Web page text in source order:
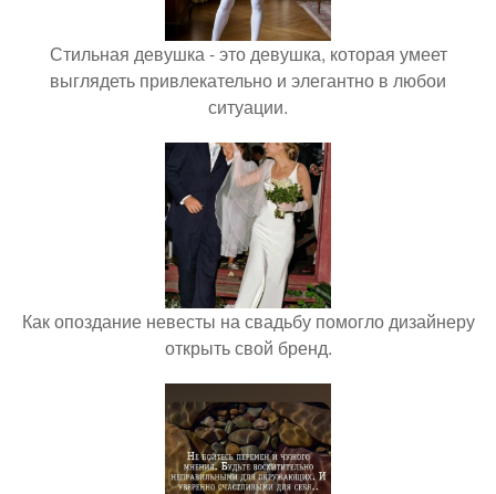
Стильная девушка - это девушка, которая умеет
выглядеть привлекательно и элегантно в любои
ситуации.
Как опоздание невесты на свадьбу помогло дизайнеру
открыть свой бренд.